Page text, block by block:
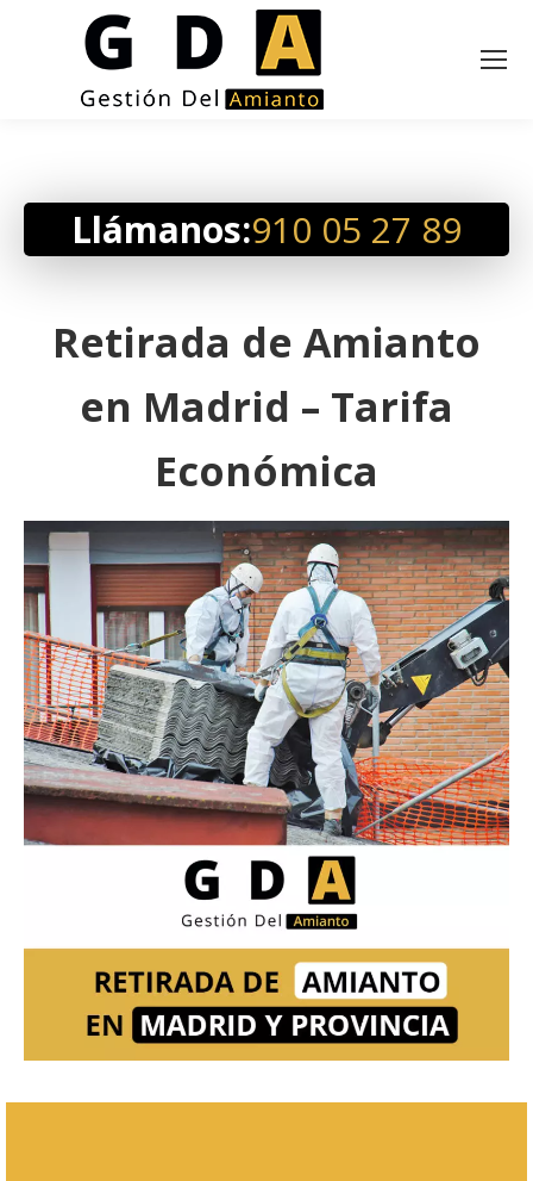
Llámanos:910 05 27 89
Retirada de Amianto
en Madrid – Tarifa
Económica